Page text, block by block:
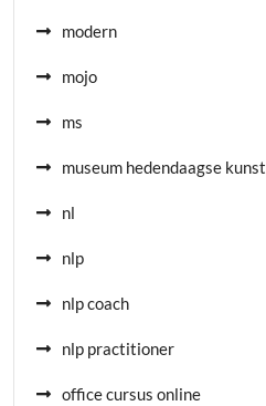
modern
mojo
ms
museum hedendaagse kunst
nl
nlp
nlp coach
nlp practitioner
office cursus online